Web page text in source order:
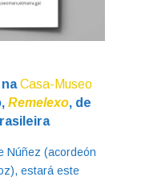
Casa-Museo
Remelexo, de
Núñez (acordeón
estará este